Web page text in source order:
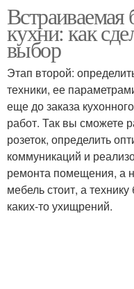
Встраиваемая
кухни: как
выбор
Этап второй:
техники, ее
еще до заказа
работ. Так вы сможете
розеток, определить
коммуникаций и
ремонта помещения, а
мебель стоит, а
каких-то ухищрений.